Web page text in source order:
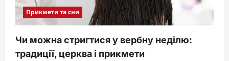
Прикмети та сни
Чи можна стригтися у вербну неділю:
традиції, церква і прикмети